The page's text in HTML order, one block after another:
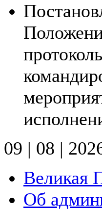
09 | 08 |
Великая
Об